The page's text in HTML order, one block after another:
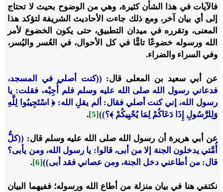
فالآيات في هذا الشأن كثيرة، وهي من الوضوح بحيث لا تحتاج
إلى أي بيان آخر، ومع ذلك جاءت الأحاديث الشريفة لتؤكد هذا
المعنى، وتقرره في ميدان التطبيق، حتى يكون الخضوع لأمر
الله ورسوله خضوعًا تامًّا في كل الأحوال، في العُسر واليُسر،
وفي السراء والضراء.
عن أبي سعيد بن المعلى قال: ((كنت أصلي في المسجد،
فدعاني رسول الله صلى الله عليه وسلم فلم أُجِبْه، فقلت: يا
رسول الله، إني كنت أصلي فقال: ألم يقلِ الله: ﴿ اسْتَجِيبُوا لِلَّهِ
وَلِلرَّسُولِ إِذَا دَعَاكُمْ لِمَا يُحْيِيكُمْ ﴾؟))[5]
.
عن أبي هريرة أن رسول الله صلى الله عليه وسلم قال: ((كلُّ
أُمَّتي يدخلون الجنة إلا من أبى، قالوا: يا رسول الله، ومن يأبى؟
قال: من أطاعني دخل الجنة، ومن عصاني فقد أبى))[6]
.
نكتفي هنا في بيان منزلة من أطاع الله ورسوله؛ ففيهما البيان